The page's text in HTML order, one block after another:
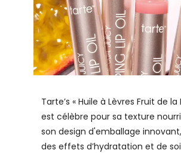
Tarte’s « Huile à Lèvres Fruit de la
est célèbre pour sa texture
son design d'emballage
des effets d’hydratation et de